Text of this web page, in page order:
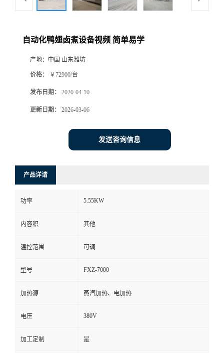
自动化鸭翅卤煮设备视频 简单易学
产地： 中国 山东潍坊
价格： ￥72900/台
发布日期： 2020-04-10
更新日期： 2026-03-06
发送咨询信息
产品详请
功率 5.55KW
内容积 其他
温控范围 可调
型号 FXZ-7000
加热源 蒸汽加热、电加热
电压 380V
加工定制 是